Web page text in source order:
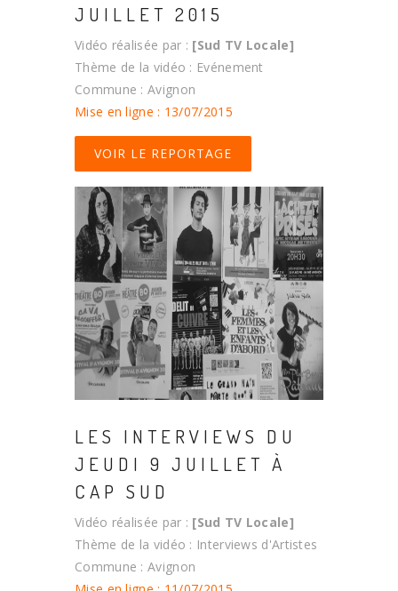
JUILLET 2015
Vidéo réalisée par : [Sud TV Locale]
Thème de la vidéo : Evénement
Commune : Avignon
Mise en ligne : 13/07/2015
VOIR LE REPORTAGE
LES INTERVIEWS DU
JEUDI 9 JUILLET À
CAP SUD
Vidéo réalisée par : [Sud TV Locale]
Thème de la vidéo : Interviews d'Artistes
Commune : Avignon